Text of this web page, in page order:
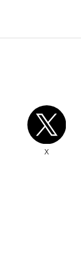
X
別ウィンドウリンク